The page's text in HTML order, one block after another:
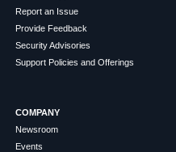
Report an Issue
Provide Feedback
Security Advisories
Support Policies and Offerings
COMPANY
Newsroom
Events